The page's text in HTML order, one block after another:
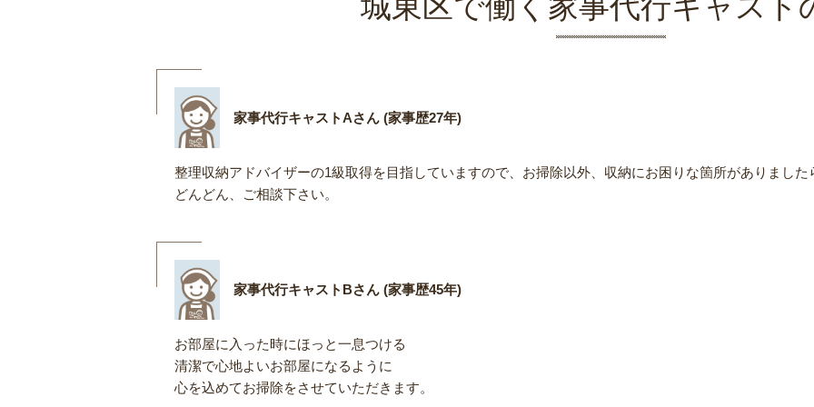
家事代行キャストAさん (家事歴27年)
整理収納アドバイザーの1級取得を目指していますので、お掃除以外、収納にお困りな箇所がありました
どんどん、ご相談下さい。
家事代行キャストBさん (家事歴45年)
お部屋に入った時にほっと一息つける
清潔で心地よいお部屋になるように
心を込めてお掃除をさせていただきます。